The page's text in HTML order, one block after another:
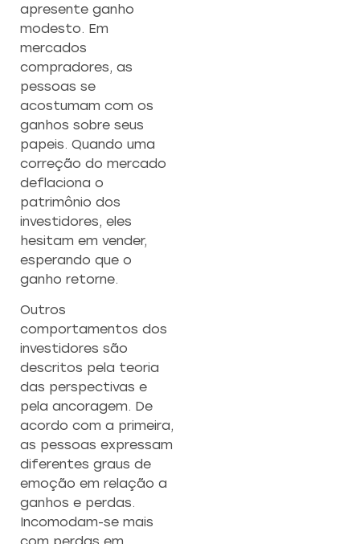
apresente ganho
modesto. Em
mercados
compradores, as
pessoas se
acostumam com os
ganhos sobre seus
papeis. Quando uma
correção do mercado
deflaciona o
patrimônio dos
investidores, eles
hesitam em vender,
esperando que o
ganho retorne.
Outros
comportamentos dos
investidores são
descritos pela teoria
das perspectivas e
pela ancoragem. De
acordo com a primeira,
as pessoas expressam
diferentes graus de
emoção em relação a
ganhos e perdas.
Incomodam-se mais